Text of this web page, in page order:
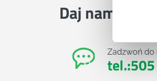
Daj nam
Zadzwoń do